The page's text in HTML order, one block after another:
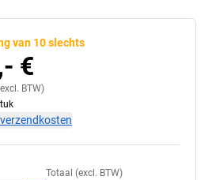
van 10 slechts
€
BTW)
Totaal (excl. BTW)